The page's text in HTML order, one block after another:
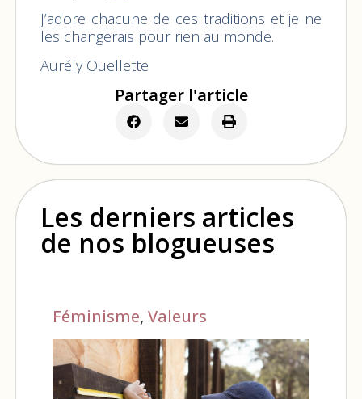
J’adore chacune de ces traditions et je ne
les changerais pour rien au monde.
Aurély Ouellette
Partager l'article
Les derniers articles
de nos blogueuses
Féminisme, Valeurs